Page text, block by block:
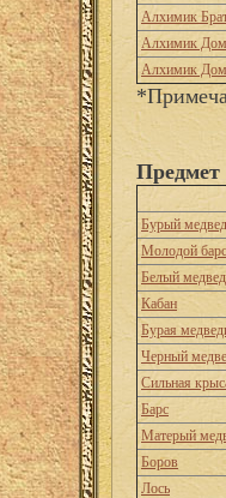
Алхимик
Алхимик
Алхимик
Бурый
Молодой барс
Белый
Кабан
Бурая
Черный
Сильная
Барс
Матерый
Боров
Лось